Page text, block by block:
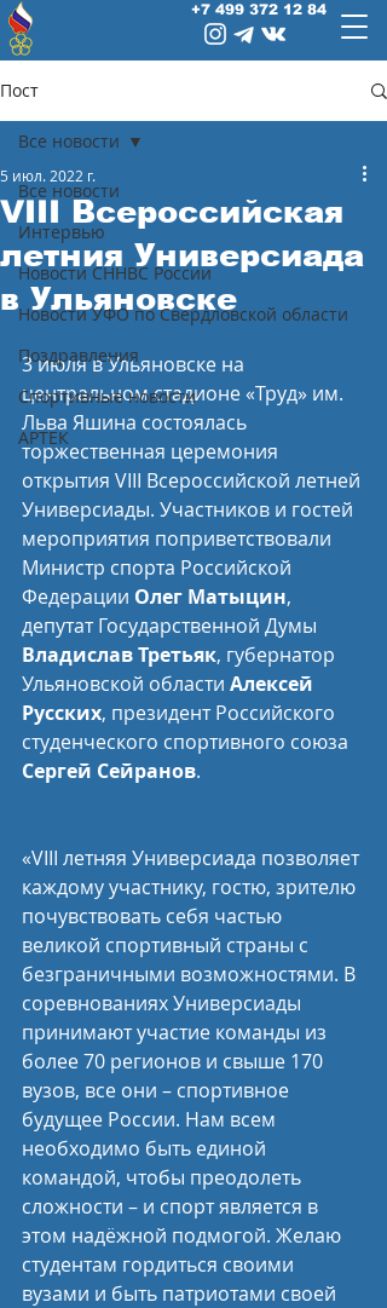
+7 499 372 12 84
Пост
Все новости
Интервью
Новости СННВС России
Новости УФО по Свердловской области
Поздравления
Спортивные новости
АРТЕК
Все новости
VIII Всероссийская
летния Универсиада
в Ульяновске
5 июл. 2022 г.
3 июля в Ульяновске на
центральном стадионе «Труд» им.
Льва Яшина состоялась
торжественная церемония
открытия VIII Всероссийской летней
Универсиады. Участников и гостей
мероприятия поприветствовали
Министр спорта Российской
Федерации Олег Матыцин,
депутат Государственной Думы
Владислав Третьяк, губернатор
Ульяновской области Алексей
Русских, президент Российского
студенческого спортивного союза
Сергей Сейранов.
«VIII летняя Универсиада позволяет
каждому участнику, гостю, зрителю
почувствовать себя частью
великой спортивный страны с
безграничными возможностями. В
соревнованиях Универсиады
принимают участие команды из
более 70 регионов и свыше 170
вузов, все они – спортивное
будущее России. Нам всем
необходимо быть единой
командой, чтобы преодолеть
сложности – и спорт является в
этом надёжной подмогой. Желаю
студентам гордиться своими
вузами и быть патриотами своей